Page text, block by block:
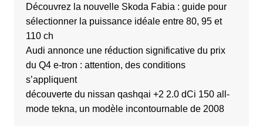
Découvrez la nouvelle Skoda Fabia : guide pour
sélectionner la puissance idéale entre 80, 95 et
110 ch
Audi annonce une réduction significative du prix
du Q4 e-tron : attention, des conditions
s’appliquent
découverte du nissan qashqai +2 2.0 dCi 150 all-
mode tekna, un modèle incontournable de 2008